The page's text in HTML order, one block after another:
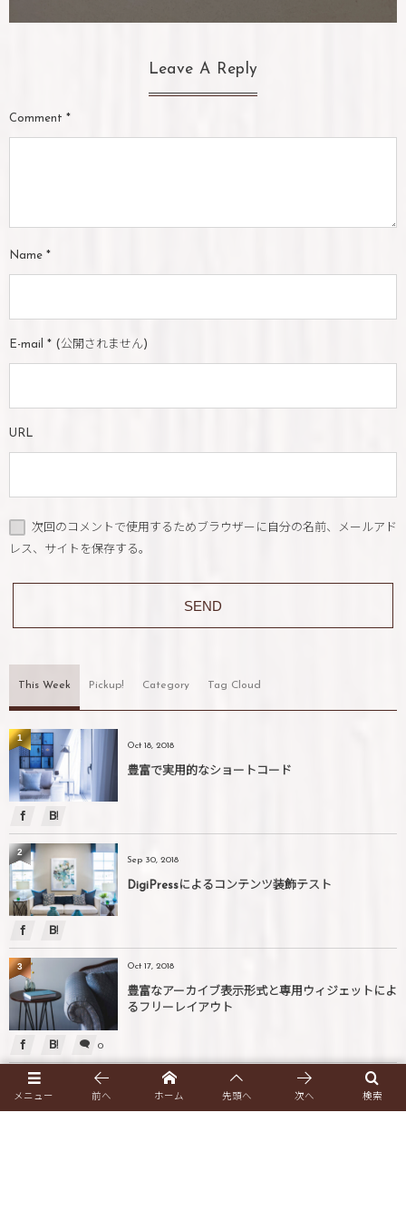
Leave A Reply
Comment *
Name *
E-mail * (公開されません)
URL
次回のコメントで使用するためブラウザーに自分の名前、メールアド
レス、サイトを保存する。
This Week Pickup! Category Tag Cloud
Oct 18, 2018
豊富で実用的なショートコード
1
Sep 30, 2018
DigiPressによるコンテンツ装飾テスト
2
Oct 17, 2018
豊富なアーカイブ表示形式と専用ウィジェットによ
るフリーレイアウト
0
3
画像テスト
メニュー 検索
前へ ホーム 先頭へ 次へ